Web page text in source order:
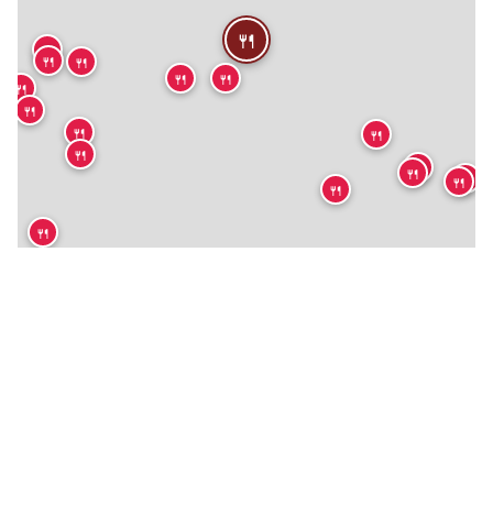
🍴
🍴
🍴
🍴
🍴
🍴
🍴
🍴
🍴
🍴🍴
🍴
🍴
🍴🍴
🍴
🍴